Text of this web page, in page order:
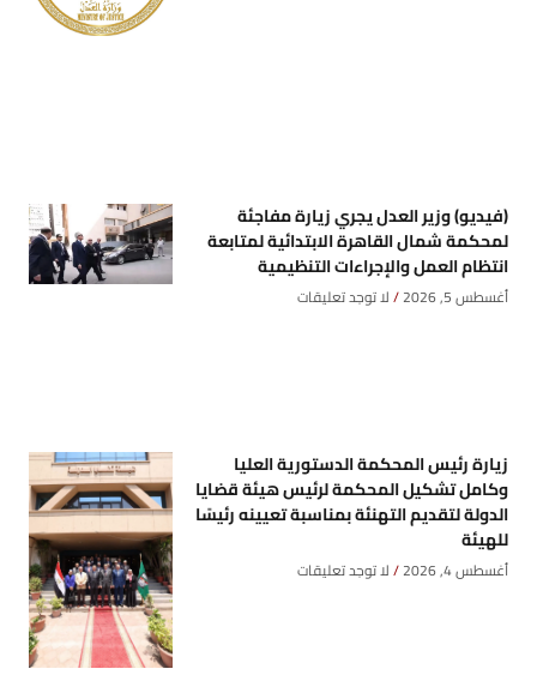
(فيديو) وزير العدل يجري زيارة مفاجئة
لمحكمة شمال القاهرة الابتدائية لمتابعة
انتظام العمل والإجراءات التنظيمية
أغسطس 5, 2026 لا توجد تعليقات
زيارة رئيس المحكمة الدستورية العليا
وكامل تشكيل المحكمة لرئيس هيئة قضايا
الدولة لتقديم التهنئة بمناسبة تعيينه رئيسًا
للهيئة
أغسطس 4, 2026 لا توجد تعليقات